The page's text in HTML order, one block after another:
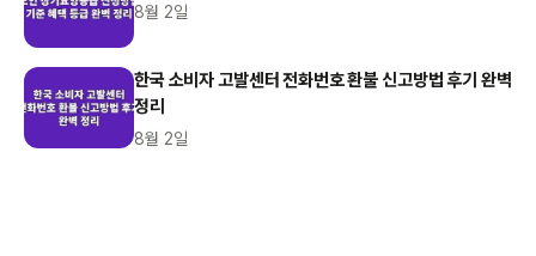
8월 2일
한국 소비자 고발센터 전화번호 환불 신고방법 후기 완벽
정리
8월 2일